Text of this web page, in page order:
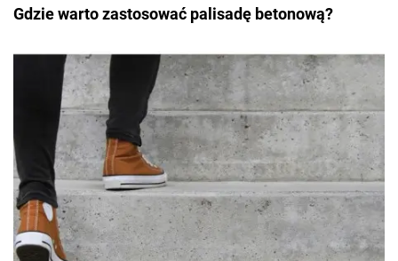
Gdzie warto zastosować palisadę betonową?